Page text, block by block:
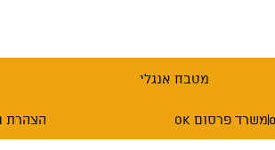
מטבח אנגלי
משרד פרסום OK הצהרת